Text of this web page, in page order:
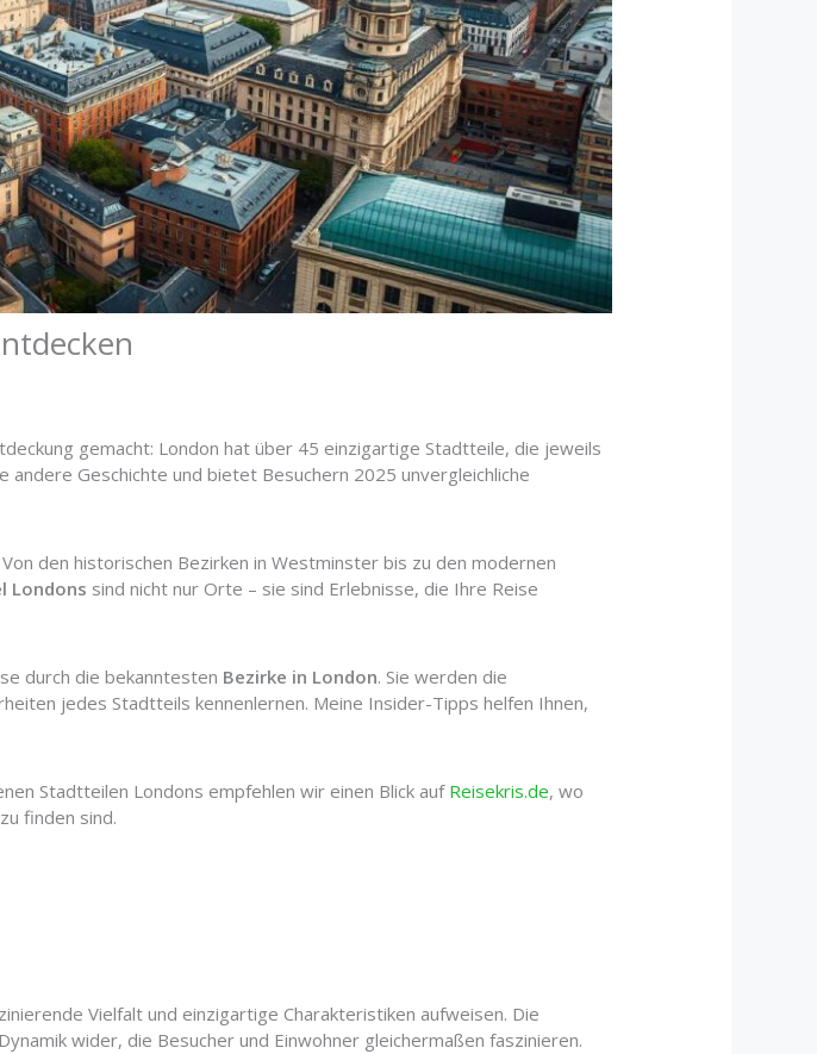
gemacht: London hat über 45 einzigartige Stadtteile, die jeweils
Geschichte und bietet Besuchern 2025 unvergleichliche
den historischen Bezirken in Westminster bis zu den modernen
Londons sind nicht nur Orte – sie sind Erlebnisse, die Ihre Reise
durch die bekanntesten Bezirke in London. Sie werden die
jedes Stadtteils kennenlernen. Meine Insider-Tipps helfen Ihnen,
Stadtteilen Londons empfehlen wir einen Blick auf Reisekris.de, wo
finden sind.
Vielfalt und einzigartige Charakteristiken aufweisen. Die
wider, die Besucher und Einwohner gleichermaßen faszinieren.